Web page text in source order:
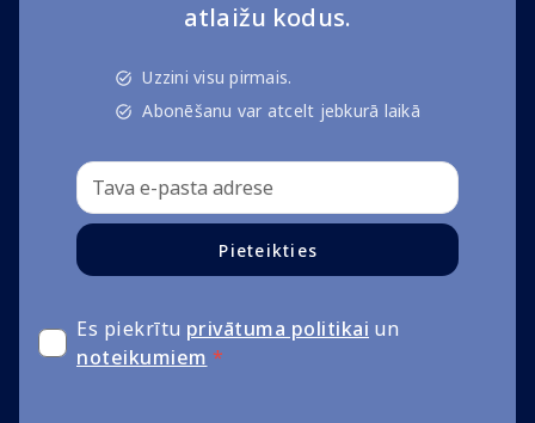
atlaižu kodus.
Uzzini visu pirmais.
Abonēšanu var atcelt jebkurā laikā
Pieteikties
Es piekrītu privātuma politikai un
noteikumiem *